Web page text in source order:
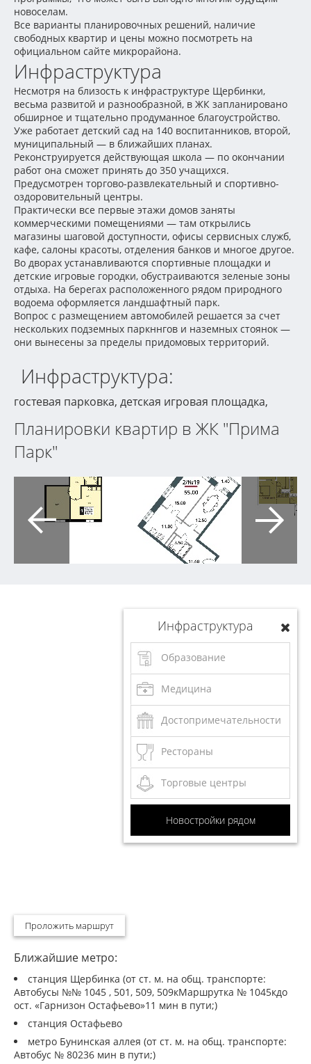
новоселам.
Все варианты планировочных решений, наличие
свободных квартир и цены можно посмотреть на
официальном сайте микрорайона.
Инфраструктура
Несмотря на близость к инфраструктуре Щербинки,
весьма развитой и разнообразной, в ЖК запланировано
обширное и тщательно продуманное благоустройство.
Уже работает детский сад на 140 воспитанников, второй,
муниципальный — в ближайших планах.
Реконструируется действующая школа — по окончании
работ она сможет принять до 350 учащихся.
Предусмотрен торгово-развлекательный и спортивно-
оздоровительный центры.
Практически все первые этажи домов заняты
коммерческими помещениями — там открылись
магазины шаговой доступности, офисы сервисных служб,
кафе, салоны красоты, отделения банков и многое другое.
Во дворах устанавливаются спортивные площадки и
детские игровые городки, обустраиваются зеленые зоны
отдыха. На берегах расположенного рядом природного
водоема оформляется ландшафтный парк.
Вопрос с размещением автомобилей решается за счет
нескольких подземных паркннгов и наземных стоянок —
они вынесены за пределы придомовых территорий.
Инфраструктура:
гостевая парковка, детская игровая площадка,
Планировки квартир в ЖК "Прима
Парк"
Инфраструктура
Образование
Медицина
Достопримечательности
Рестораны
Торговые центры
Новостройки рядом
Проложить маршрут
Ближайшие метро:
станция Щербинка (от ст. м. на общ. транспорте:
Автобусы №№ 1045 , 501, 509, 509кМаршрутка № 1045кдо
ост. «Гарнизон Остафьево»11 мин в пути;)
станция Остафьево
метро Бунинская аллея (от ст. м. на общ. транспорте:
Автобус № 80236 мин в пути;)